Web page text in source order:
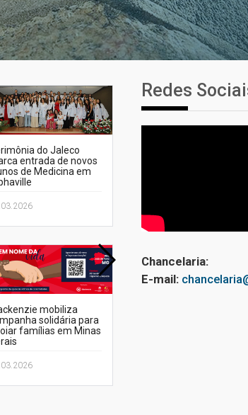
do Jaleco
entrada de novos
de Medicina em
mobiliza
solidária para
famílias em Minas
Redes
Chancelaria:
E-mail: